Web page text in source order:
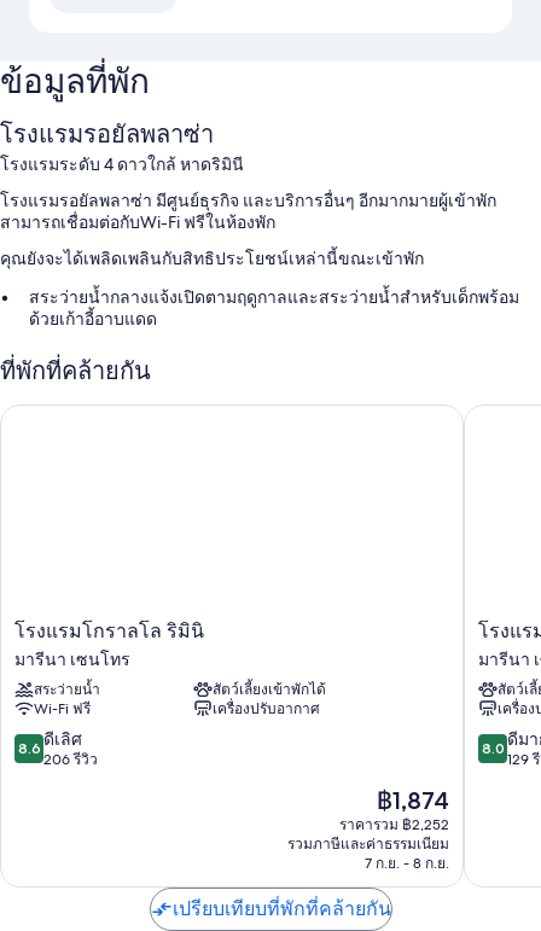
ข้อมูลที่พัก
โรงแรมรอยัลพลาซ่า
โรงแรมระดับ 4 ดาวใกล้ หาดริมินี
โรงแรมรอยัลพลาซ่า มีศูนย์ธุรกิจ และบริการอื่นๆ อีกมากมายผู้เข้าพัก
สามารถเชื่อมต่อกับWi-Fi ฟรีในห้องพัก
คุณยังจะได้เพลิดเพลินกับสิทธิประโยชน์เหล่านี้ขณะเข้าพัก
สระว่ายน้ำกลางแจ้งเปิดตามฤดูกาลและสระว่ายน้ำสำหรับเด็กพร้อม
ด้วยเก้าอี้อาบแดด
อาหารเช้าแบบบุฟเฟต์ (มีค่าบริการ), ที่จอดรถ (คิดค่าบริการ) และที่พัก
ปลอดบุหรี่
ฝ่ายต้อนรับ 24 ชั่วโมง, เฟอร์นิเจอร์กลางแจ้ง และห้องจัดเลี้ยง
ที่พักที่คล้ายกัน
โรงแรม
ราลโล
ริ
มินิ
มา
รีนา
โรงแรมโกราลโล ริมินิ
มารีนา เซนโทร
สระว่ายน้ำ
สัตว์เลี้ยงเข้าพักได้
Wi-Fi ฟรี
เครื่องปรับอากาศ
8.6
จาก
8.6 ดีเลิศ
206 รีวิว
ราคา
ปัจจุบัน
คือ
฿1,874
฿1,874
ราคารวม ฿2,252
รวมภาษีและค่าธรรมเนียม
7 ก.ย. - 8 ก.ย.
โรงแรมโกราลโล ริมินิ
โรงแรม
เซด
รา
มา
รีนา
เซน
โรงแร
มารีนา
สัตว์เ
เครื่อ
8.0
จาก
8.0 ดีม
129
โรงแรม
เปรียบเทียบที่พักที่คล้ายกัน